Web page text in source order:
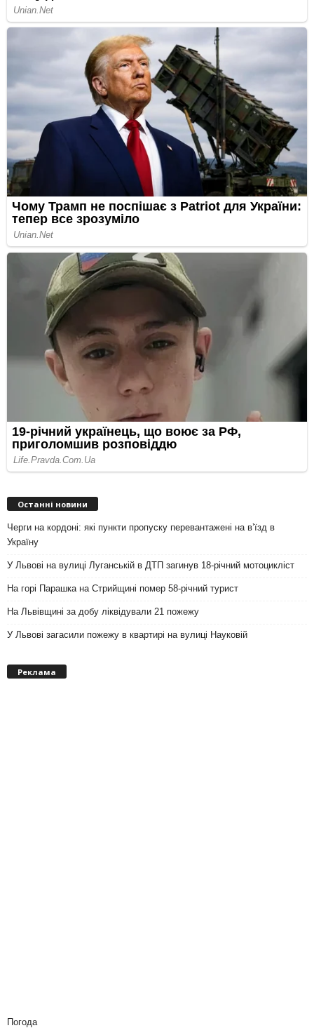
Останні новини
Черги на кордоні: які пункти пропуску перевантажені на вʼїзд в
Україну
У Львові на вулиці Луганській в ДТП загинув 18-річний мотоцикліст
На горі Парашка на Стрийщині помер 58-річний турист
На Львівщині за добу ліквідували 21 пожежу
У Львові загасили пожежу в квартирі на вулиці Науковій
Реклама
Погода